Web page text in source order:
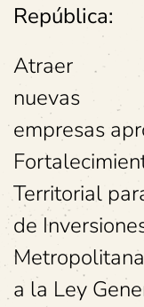
República:
Atraer
nuevas
empresas
Territorial
de
a la Ley